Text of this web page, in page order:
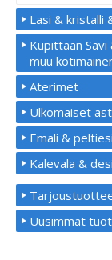
Lasi & kristalli
Kupittaan
muu
Aterimet
Ulkomaiset
Emali &
Kalevala &
Uusimmat